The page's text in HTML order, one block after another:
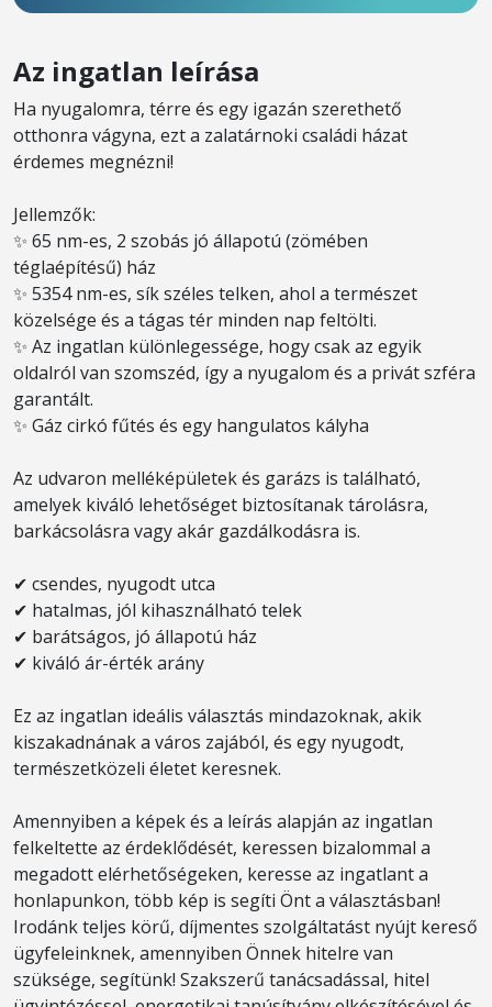
Az ingatlan leírása
Ha nyugalomra, térre és egy igazán szerethető
otthonra vágyna, ezt a zalatárnoki családi házat
érdemes megnézni!
Jellemzők:
✨ 65 nm-es, 2 szobás jó állapotú (zömében
téglaépítésű) ház
✨ 5354 nm-es, sík széles telken, ahol a természet
közelsége és a tágas tér minden nap feltölti.
✨ Az ingatlan különlegessége, hogy csak az egyik
oldalról van szomszéd, így a nyugalom és a privát szféra
garantált.
✨ Gáz cirkó fűtés és egy hangulatos kályha
Az udvaron melléképületek és garázs is található,
amelyek kiváló lehetőséget biztosítanak tárolásra,
barkácsolásra vagy akár gazdálkodásra is.
✔ csendes, nyugodt utca
✔ hatalmas, jól kihasználható telek
✔ barátságos, jó állapotú ház
✔ kiváló ár-érték arány
Ez az ingatlan ideális választás mindazoknak, akik
kiszakadnának a város zajából, és egy nyugodt,
természetközeli életet keresnek.
Amennyiben a képek és a leírás alapján az ingatlan
felkeltette az érdeklődését, keressen bizalommal a
megadott elérhetőségeken, keresse az ingatlant a
honlapunkon, több kép is segíti Önt a választásban!
Irodánk teljes körű, díjmentes szolgáltatást nyújt kereső
ügyfeleinknek, amennyiben Önnek hitelre van
szüksége, segítünk! Szakszerű tanácsadással, hitel